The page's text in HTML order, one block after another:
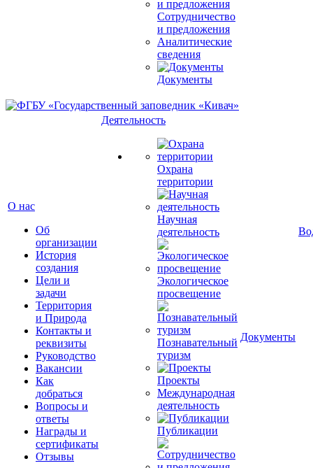
Сотрудничество
и предложения
Аналитические
сведения
Документы
О нас
Об
организации
История
создания
Цели и
задачи
Территория
и Природа
Контакты и
реквизиты
Руководство
Вакансии
Как
добраться
Вопросы и
ответы
Награды и
сертификаты
Отзывы
Деятельность
Охрана
территории
Научная
деятельность
Экологическое
просвещение
Познавательный
туризм
Проекты
Международная
деятельность
Публикации
Документы